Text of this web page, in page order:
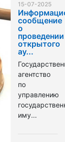
15-07-2025
сообщение
о
проведении
открытого
ау...
агентство
по
управлению
иму...